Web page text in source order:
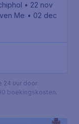
• 22 nov
Menara• 02 dec
24 uur door
boekingskosten.